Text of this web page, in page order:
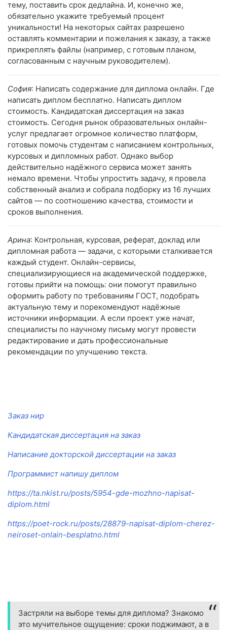
тему, поставить срок дедлайна. И, конечно же,
обязательно укажите требуемый процент
уникальности! На некоторых сайтах разрешено
оставлять комментарии и пожелания к заказу, а также
прикреплять файлы (например, с готовым планом,
согласованным с научным руководителем).
София: Написать содержание для диплома онлайн. Где
написать диплом бесплатно. Написать диплом
стоимость. Кандидатская диссертация на заказ
стоимость. Сегодня рынок образовательных онлайн-
услуг предлагает огромное количество платформ,
готовых помочь студентам с написанием контрольных,
курсовых и дипломных работ. Однако выбор
действительно надёжного сервиса может занять
немало времени. Чтобы упростить задачу, я провела
собственный анализ и собрала подборку из 16 лучших
сайтов — по соотношению качества, стоимости и
сроков выполнения.
Арина: Контрольная, курсовая, реферат, доклад или
дипломная работа — задачи, с которыми сталкивается
каждый студент. Онлайн-сервисы,
специализирующиеся на академической поддержке,
готовы прийти на помощь: они помогут правильно
оформить работу по требованиям ГОСТ, подобрать
актуальную тему и порекомендуют надёжные
источники информации. А если проект уже начат,
специалисты по научному письму могут провести
редактирование и дать профессиональные
рекомендации по улучшению текста.
Заказ нир
Кандидатская диссертация на заказ
Написание докторской диссертации на заказ
Программист напишу диплом
https://ta.nkist.ru/posts/5954-gde-mozhno-napisat-
diplom.html
https://poet-rock.ru/posts/28879-napisat-diplom-cherez-
neiroset-onlain-besplatno.html
Застряли на выборе темы для диплома? Знакомо
это мучительное ощущение: сроки поджимают, а в